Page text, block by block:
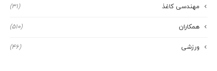
مهندسی کاغذ (31)
همکاران (510)
ورزشی (46)